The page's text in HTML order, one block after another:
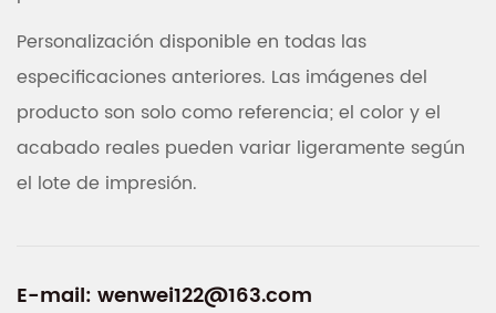
Personalización disponible en todas las
especificaciones anteriores. Las imágenes del
producto son solo como referencia; el color y el
acabado reales pueden variar ligeramente según
el lote de impresión.
E-mail: wenwei122@163.com